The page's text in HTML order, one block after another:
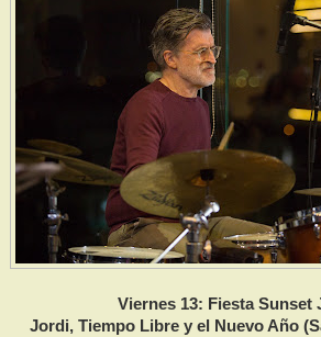
Viernes 13: Fiesta Sunset
Jordi, Tiempo Libre y el Nuevo Año